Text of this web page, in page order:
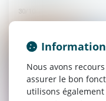
30/10/2024
Droit immobilier
Nous avons
assurer le bon
utilisons